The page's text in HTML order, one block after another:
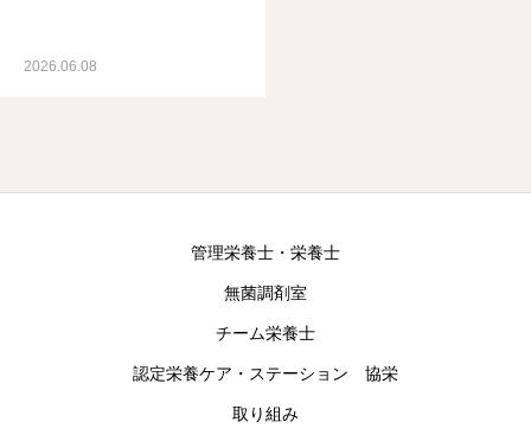
2026.06.08
管理栄養士・栄養士
無菌調剤室
チーム栄養士
認定栄養ケア・ステーション 協栄
取り組み